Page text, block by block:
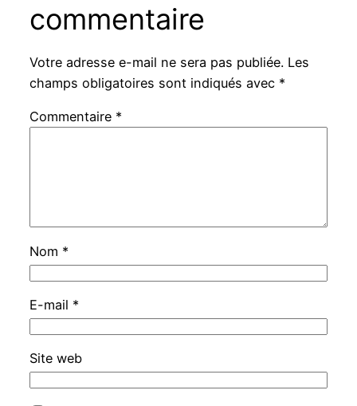
commentaire
Votre adresse e-mail ne sera pas publiée. Les
champs obligatoires sont indiqués avec *
Commentaire *
Nom *
E-mail *
Site web